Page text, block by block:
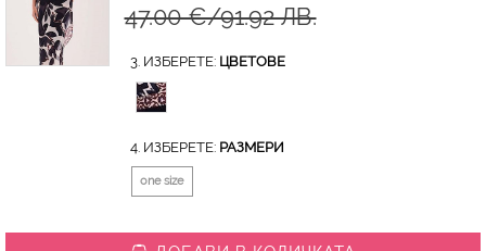
47.00 €/91.92 ЛВ.
3. ИЗБЕРЕТЕ: ЦВЕТОВЕ
4. ИЗБЕРЕТЕ: РАЗМЕРИ
one size